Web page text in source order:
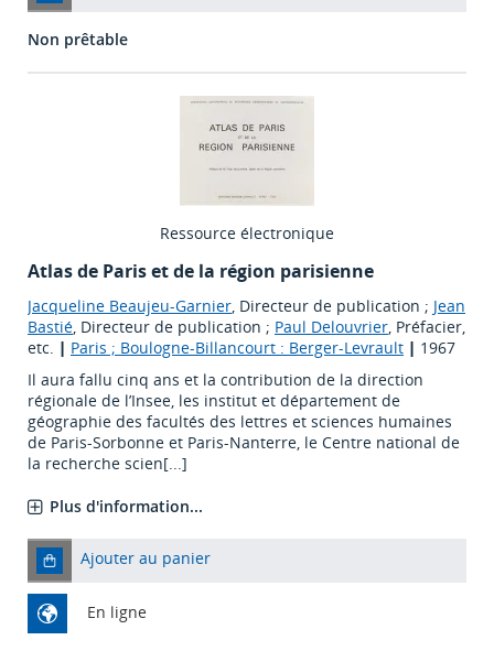
Non prêtable
Ressource électronique
Atlas de Paris et de la région parisienne
Jacqueline Beaujeu-Garnier, Directeur de publication ; Jean
Bastié, Directeur de publication ; Paul Delouvrier, Préfacier,
etc. | Paris ; Boulogne-Billancourt : Berger-Levrault | 1967
Il aura fallu cinq ans et la contribution de la direction
régionale de l’Insee, les institut et département de
géographie des facultés des lettres et sciences humaines
de Paris-Sorbonne et Paris-Nanterre, le Centre national de
la recherche scien[...]
Plus d'information...
Ajouter au panier
En ligne